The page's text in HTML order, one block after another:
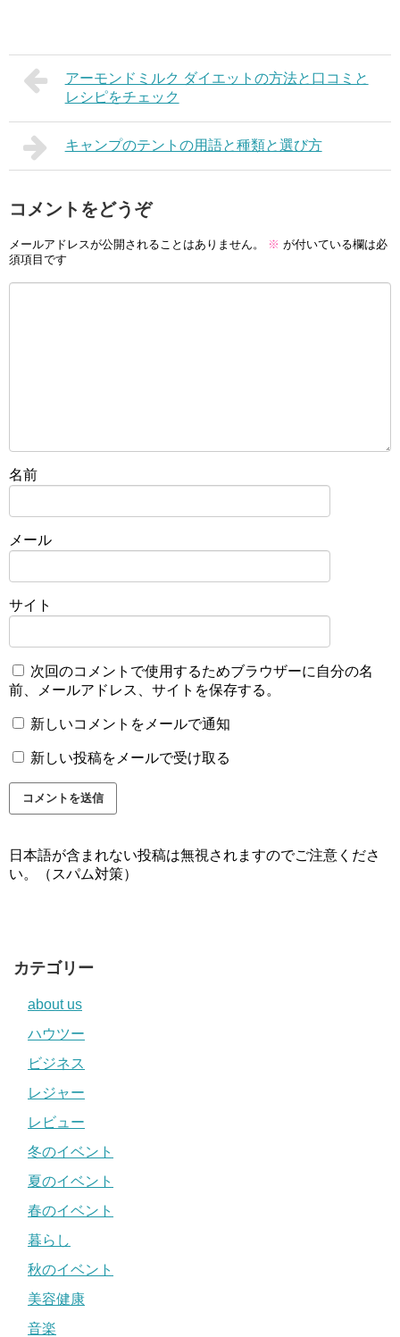
アーモンドミルク ダイエットの方法と口コミと
レシピをチェック
キャンプのテントの用語と種類と選び方
コメントをどうぞ
メールアドレスが公開されることはありません。 ※ が付いている欄は必
須項目です
名前
メール
サイト
次回のコメントで使用するためブラウザーに自分の名
前、メールアドレス、サイトを保存する。
新しいコメントをメールで通知
新しい投稿をメールで受け取る
日本語が含まれない投稿は無視されますのでご注意くださ
い。（スパム対策）
カテゴリー
about us
ハウツー
ビジネス
レジャー
レビュー
冬のイベント
夏のイベント
春のイベント
暮らし
秋のイベント
美容健康
音楽